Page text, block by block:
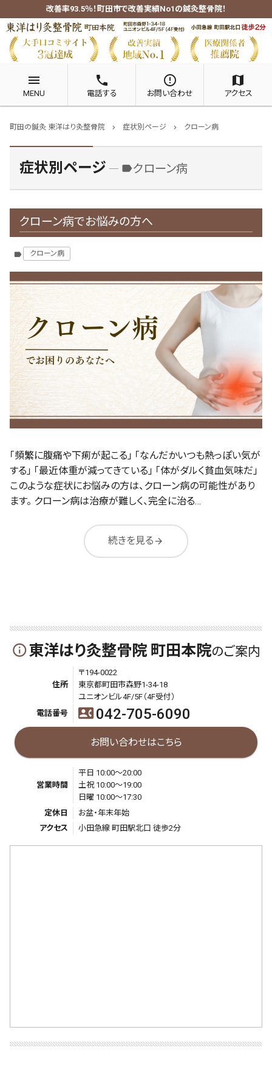
改善率93.5％！町田市で改善実績No1の鍼灸整骨院！
menu
MENU
phone
電話する
error_outline
お問い合わせ
map
アクセス
町田の鍼灸 東洋はり灸整骨院 chevron_right 症状別ページ chevron_right クローン病
症状別ページ labelクローン病
クローン病でお悩みの方へ
label クローン病
「頻繁に腹痛や下痢が起こる」 「なんだかいつも熱っぽい気が
する」 「最近体重が減ってきている」 「体がダルく貧血気味だ」
このような症状にお悩みの方は、クローン病の可能性があり
ます。 クローン病は治療が難しく、完全に治る…
続きを見るarrow_forward
info_outline東洋はり灸整骨院 町田本院のご案内
住所
〒194-0022
東京都町田市森野1-34-18
ユニオンビル4F/5F（4F受付）
電話番号
contact_phone 042-705-6090
お問い合わせはこちら
営業時間
平日 10:00～20:00
土祝 10:00～19:00
日曜 10:00～17:30
定休日
お盆・年末年始
アクセス
小田急線 町田駅北口 徒歩2分